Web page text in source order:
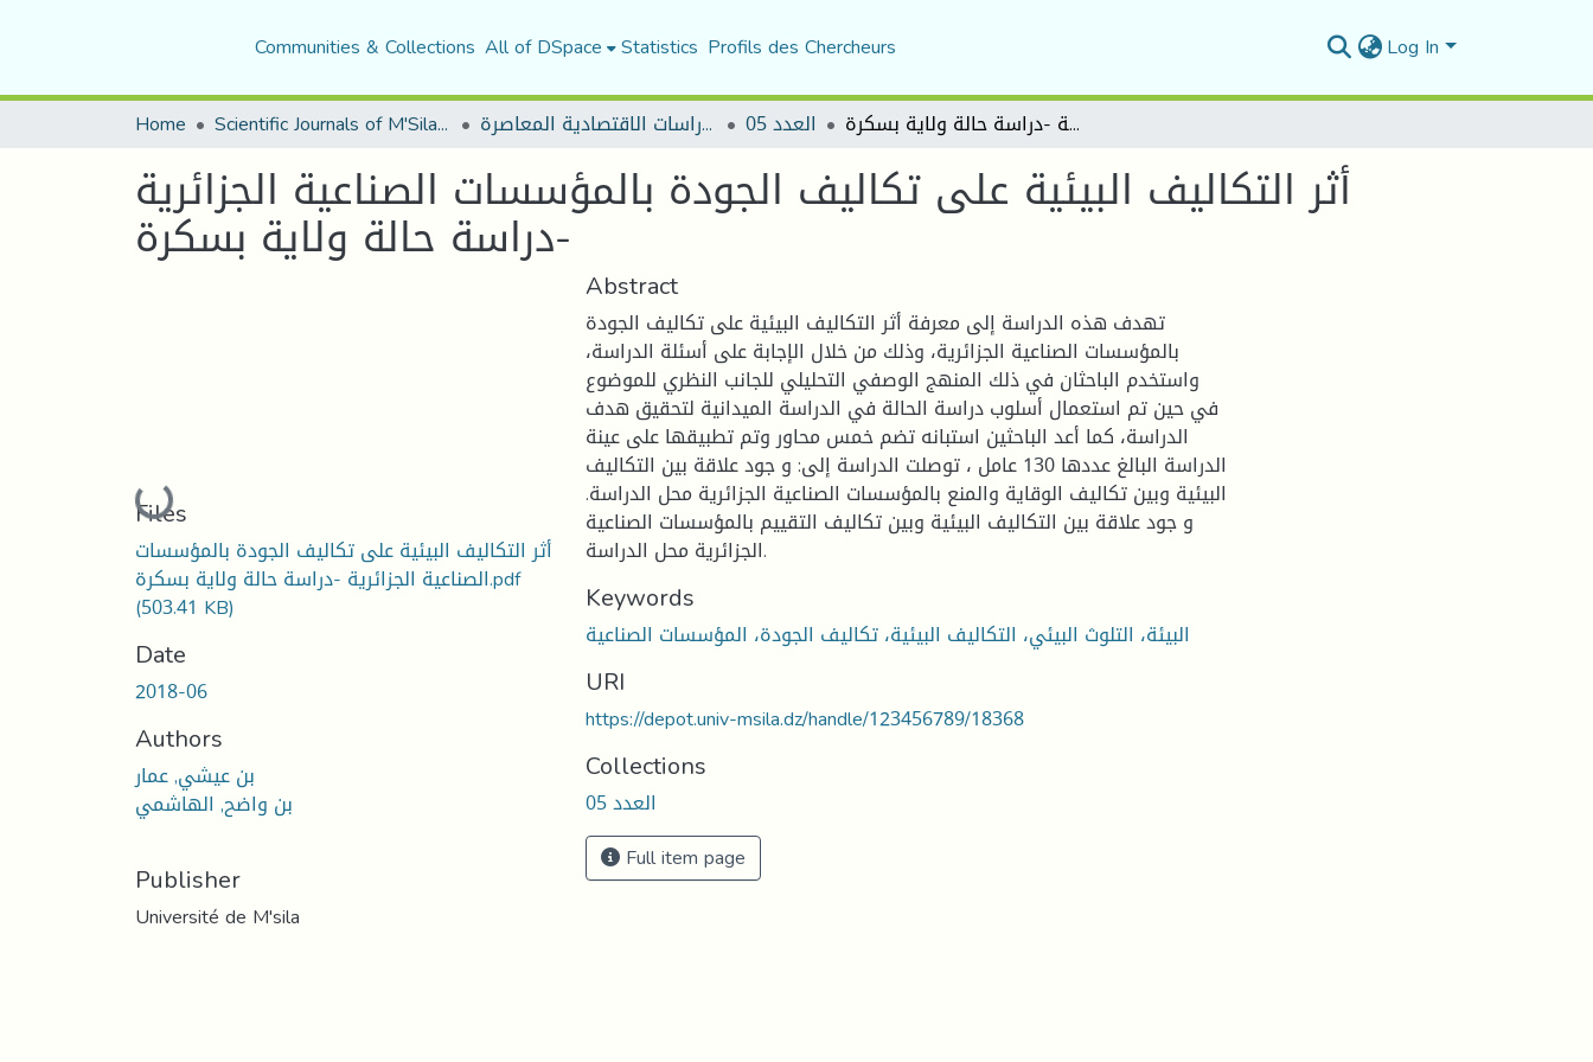
Communities & Collections All of DSpace Statistics Profils des Chercheurs Log In
Home Scientific Journals of M'Sila University مجلة الدراسات الاقتصادية المعاصرة العدد 05 أثر التكاليف البيئية على تكاليف الجودة بالمؤسسات الصناعية الجزائرية -دراسة حالة ولاية بسكرة
أثر التكاليف البيئية على تكاليف الجودة بالمؤسسات الصناعية الجزائرية
-دراسة حالة ولاية بسكرة
Loading...
Files
أثر التكاليف البيئية على تكاليف الجودة بالمؤسسات
الصناعية الجزائرية -دراسة حالة ولاية بسكرة.pdf
(503.41 KB)
Date
2018-06
Authors
بن عيشي, عمار
بن واضح, الهاشمي
Publisher
Université de M'sila
Abstract
تهدف هذه الدراسة إلى معرفة أثر التكاليف البيئية على تكاليف الجودة
بالمؤسسات الصناعية الجزائرية، وذلك من خلال الإجابة على أسئلة الدراسة،
واستخدم الباحثان في ذلك المنهج الوصفي التحليلي للجانب النظري للموضوع
في حين تم استعمال أسلوب دراسة الحالة في الدراسة الميدانية لتحقيق هدف
الدراسة، كما أعد الباحثين استبانه تضم خمس محاور وتم تطبيقها على عينة
الدراسة البالغ عددها 130 عامل ، توصلت الدراسة إلى: و جود علاقة بين التكاليف
البيئية وبين تكاليف الوقاية والمنع بالمؤسسات الصناعية الجزائرية محل الدراسة.
و جود علاقة بين التكاليف البيئية وبين تكاليف التقييم بالمؤسسات الصناعية
الجزائرية محل الدراسة.
Keywords
البيئة، التلوث البيئي، التكاليف البيئية، تكاليف الجودة، المؤسسات الصناعية
URI
https://depot.univ-msila.dz/handle/123456789/18368
Collections
العدد 05
Full item page